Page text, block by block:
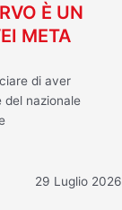
È UN
META
di aver
nazionale
29 Luglio 2026